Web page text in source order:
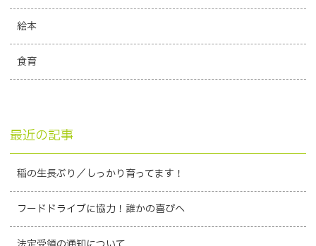
絵本
食育
最近の記事
稲の生長ぶり／しっかり育ってます！
フードドライブに協力！誰かの喜びへ